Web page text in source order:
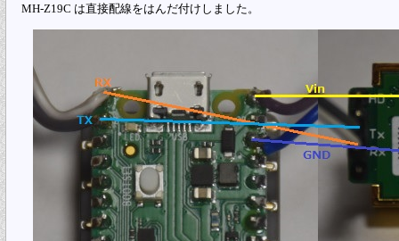
MH-Z19C は直接配線をはんだ付けしました。